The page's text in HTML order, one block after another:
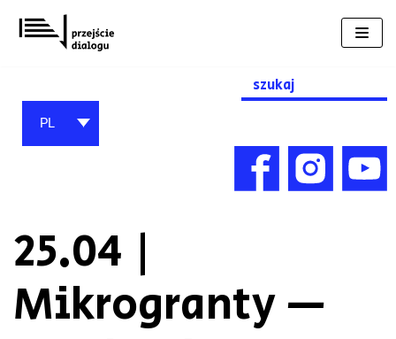
Przejdź
do
Search
for:
PL
25.04 |
Mikrogranty —